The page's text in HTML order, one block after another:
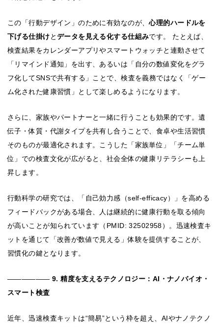
この「行動デザイン」のために有効なのが、心理的ハードルを
下げる仕掛けとデータを見える化する仕組みです。 たとえば、
検査結果をカレンダーアプリやスマートウォッチと連動させて
「リマインド通知」を出す、あるいは「自分の数値変化をグラ
フ化してSNSで共有する」ことで、検査を義務ではなく「ゲー
ム化された健康習慣」として楽しめるようになります。
さらに、家族やパートナーと一緒に行うことも効果的です。遺
伝子・体質・代謝タイプを共有し合うことで、食卓や生活習慣
そのものが最適化されます。こうした「家族単位」「チーム単
位」での検査文化が広がると、社会全体の健康リテラシーも上
昇します。
行動科学の研究では、「自己効力感（self-efficacy）」を高める
フィードバックがある場合、人は継続的に健康行動を取る傾向
が高いことが知られています（PMID: 32502958）。迅速検査キ
ットを通じて「改善が数値で見える」体験を提供することが、
習慣化の鍵となります。
―――――― 9. 精度を支えるテクノロジー：AI・ナノバイオ・
スマート検査
近年、迅速検査キットは“簡易”という枠を超え、AIやナノテクノ